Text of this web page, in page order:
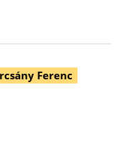
Ferenc